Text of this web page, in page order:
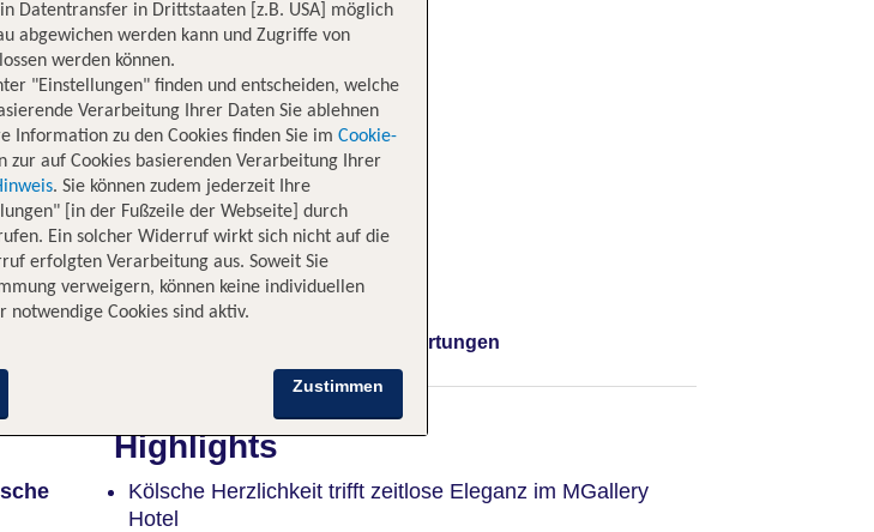
Bewertungen
Highlights
Kölsche Herzlichkeit trifft zeitlose Eleganz im MGallery
Hotel
Datentransfer in Drittstaaten [z.B. USA] möglich
abgewichen werden kann und Zugriffe von
werden können.
"Einstellungen" finden und entscheiden, welche
Verarbeitung Ihrer Daten Sie ablehnen
Information zu den Cookies finden Sie im Cookie-
zur auf Cookies basierenden Verarbeitung Ihrer
. Sie können zudem jederzeit Ihre
[in der Fußzeile der Webseite] durch
Ein solcher Widerruf wirkt sich nicht auf die
erfolgten Verarbeitung aus. Soweit Sie
verweigern, können keine individuellen
Cookies sind aktiv.
Zustimmen